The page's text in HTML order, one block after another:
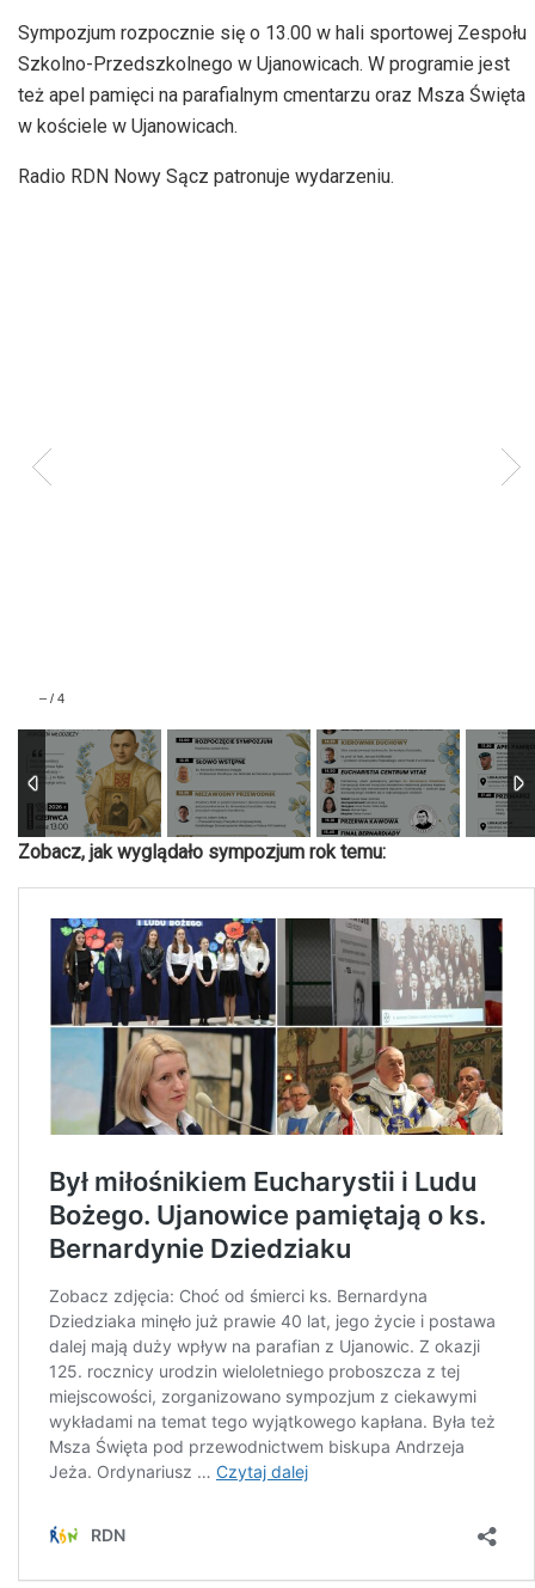
Sympozjum rozpocznie się o 13.00 w hali sportowej Zespołu
Szkolno-Przedszkolnego w Ujanowicach. W programie jest
też apel pamięci na parafialnym cmentarzu oraz Msza Święta
w kościele w Ujanowicach.
Radio RDN Nowy Sącz patronuje wydarzeniu.
– / 4
Zobacz, jak wyglądało sympozjum rok temu: